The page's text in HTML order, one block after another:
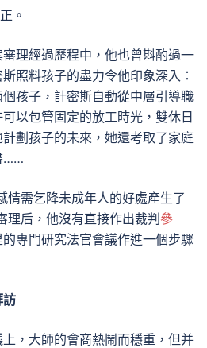
。
理經過歷程中，他也曾斟酌過一
照料孩子的盡力令他印象深入：
孩子，計密斯自動從中層引導職
以包管固定的放工時光，雙休日
劃孩子的未來，她還考取了家庭
……
情需乞降未成年人的好處產生了
理后，他沒有直接作出裁判 參
的專門研究法官會議作進一個步驟
訪
，大師的會商熱鬧而穩重，但并